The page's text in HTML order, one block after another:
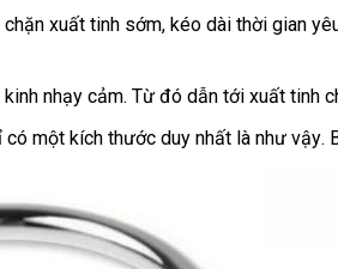
hàng
hàng
khảo
chặn xuất tinh sớmdịch
, kéo dài thời gian
nhạy cảmbảo
hành
. Từ đó dẫn tới xuất tinh
có một kích thước duy nhất là giá
như vậy.